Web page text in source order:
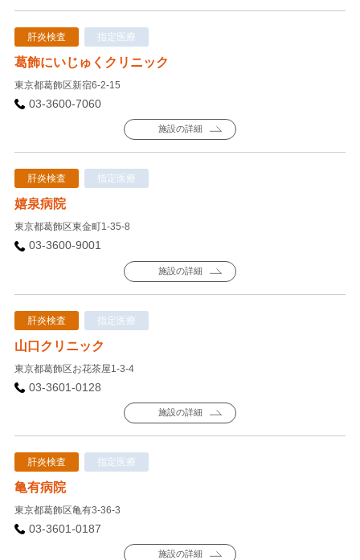
肝炎検査 指定医療
葛飾にいじゅくクリニック
東京都葛飾区新宿6-2-15
03-3600-7060
施設の詳細
肝炎検査 指定医療
嬉泉病院
東京都葛飾区東金町1-35-8
03-3600-9001
施設の詳細
肝炎検査 指定医療
山口クリニック
東京都葛飾区お花茶屋1-3-4
03-3601-0128
施設の詳細
肝炎検査 指定医療
亀有病院
東京都葛飾区亀有3-36-3
03-3601-0187
施設の詳細